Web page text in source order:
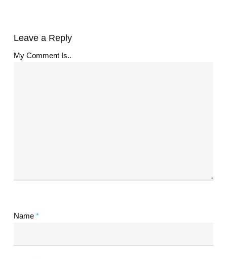
Leave a Reply
My Comment Is..
Name *